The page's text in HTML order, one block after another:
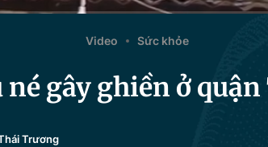
Video Sức khỏe
gây ghiền ở
Trương